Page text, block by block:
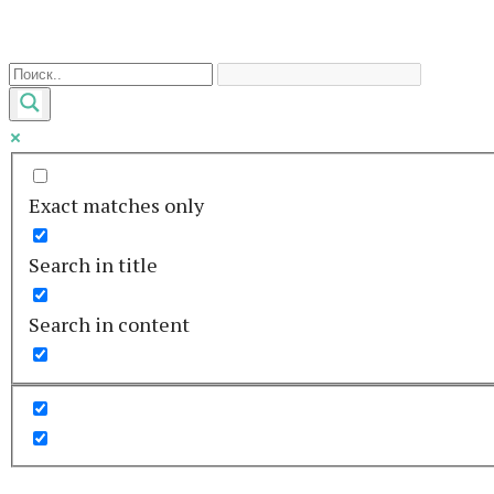
контенту
Exact matches only
Search in title
Search in content